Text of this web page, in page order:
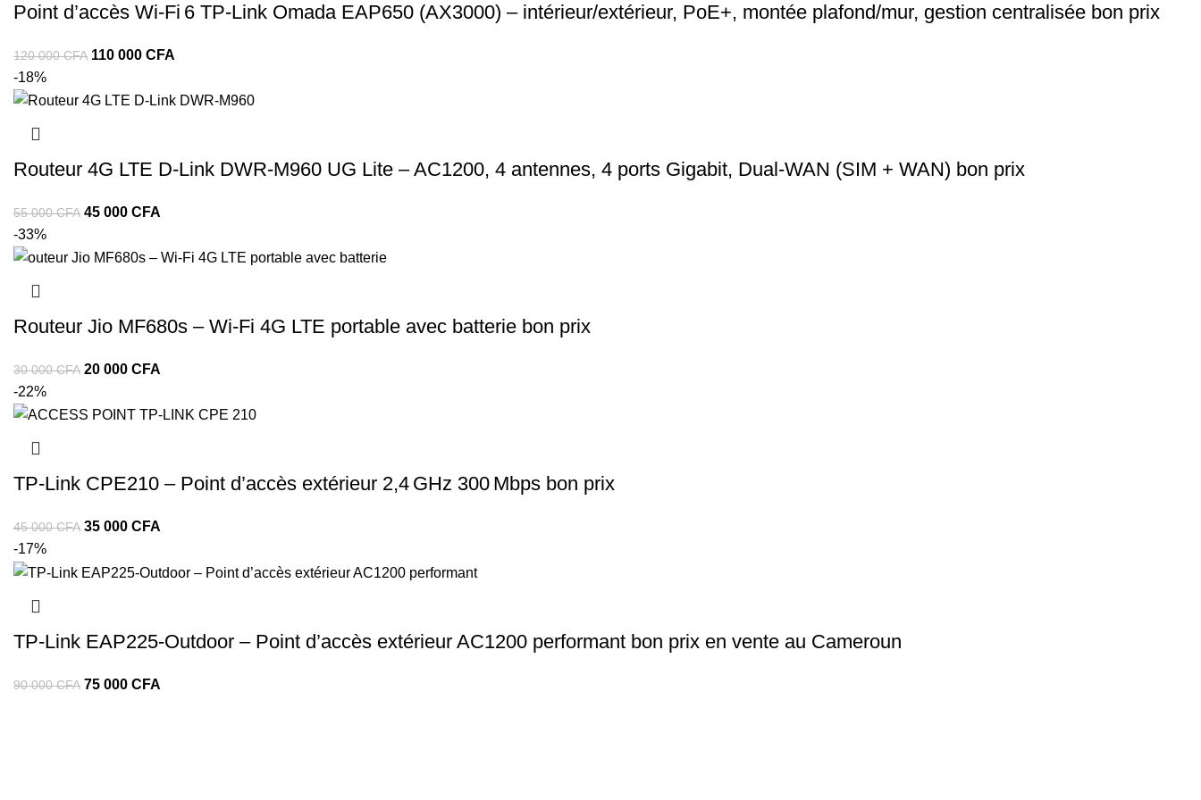
Point d’accès Wi‑Fi 6 TP‑Link Omada EAP650 (AX3000) – intérieur/extérieur, PoE+, montée plafond/mur, gestion centralisée bon prix
120 000CFA 110 000 CFA
-18%
Routeur 4G LTE D-Link DWR-M960 UG Lite – AC1200, 4 antennes, 4 ports Gigabit, Dual-WAN (SIM + WAN) bon prix
55 000CFA 45 000 CFA
-33%
Routeur Jio MF680s – Wi‑Fi 4G LTE portable avec batterie bon prix
30 000CFA 20 000 CFA
-22%
TP‑Link CPE210 – Point d’accès extérieur 2,4 GHz 300 Mbps bon prix
45 000CFA 35 000 CFA
-17%
TP‑Link EAP225‑Outdoor – Point d’accès extérieur AC1200 performant bon prix en vente au Cameroun
90 000CFA 75 000 CFA